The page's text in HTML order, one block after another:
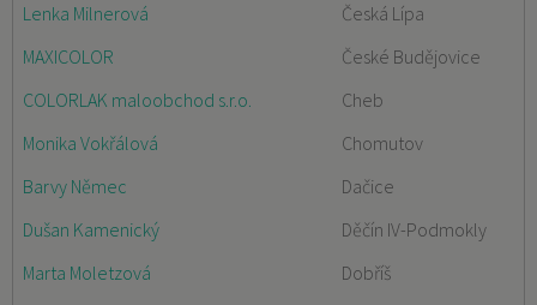
Lenka Milnerová
Česká Lípa
MAXICOLOR
České Budějovice
COLORLAK maloobchod s.r.o.
Cheb
Monika Vokřálová
Chomutov
Barvy Němec
Dačice
Dušan Kamenický
Děčín IV-Podmokly
Marta Moletzová
Dobříš